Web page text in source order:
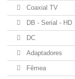
Coaxial TV
DB - Serial - HD
DC
Adaptadores
Fêmea